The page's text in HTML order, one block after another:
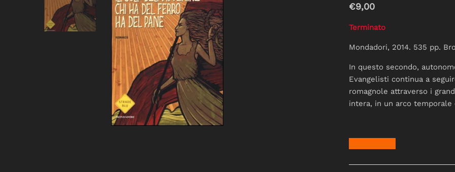
€9,00
Terminato
Mondadori, 2014. 535 pp.
In questo secondo,
Evangelisti continua a
romagnole attraverso i
intera, in un arco temporale